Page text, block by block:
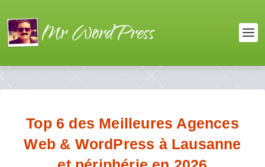
Top 6 des Meilleures Agences
Web & WordPress à Lausanne